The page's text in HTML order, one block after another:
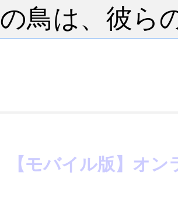
の鳥は、彼ら
【モバイル版】オ